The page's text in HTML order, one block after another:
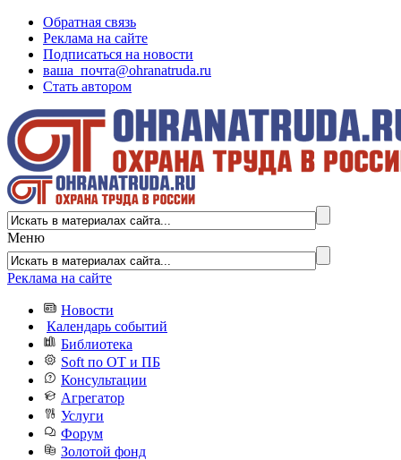
Обратная связь
Реклама на сайте
Подписаться на новости
ваша_почта@ohranatruda.ru
Стать автором
Меню
Реклама на сайте
Новости
Календарь событий
Библиотека
Soft по ОТ и ПБ
Консультации
Агрегатор
Услуги
Форум
Золотой фонд